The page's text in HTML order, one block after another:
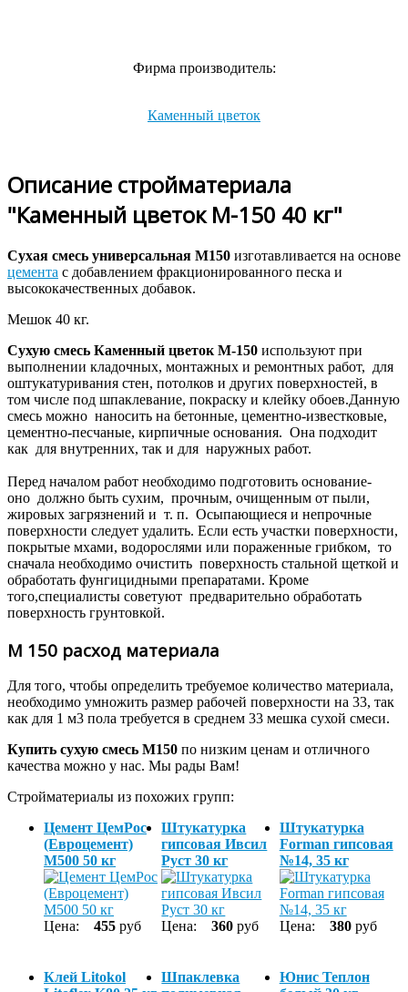
Фирма производитель:
Каменный цветок
Описание стройматериала
"Каменный цветок М-150 40 кг"
Сухая смесь универсальная М150 изготавливается на основе
цемента с добавлением фракционированного песка и
высококачественных добавок.
Мешок 40 кг.
Cухую смесь Каменный цветок М-150 используют при
выполнении кладочных, монтажных и ремонтных работ, для
оштукатуривания стен, потолков и других поверхностей, в
том числе под шпаклевание, покраску и клейку обоев.Данную
смесь можно наносить на бетонные, цементно-известковые,
цементно-песчаные, кирпичные основания. Она подходит
как для внутренних, так и для наружных работ.
Перед началом работ необходимо подготовить основание-
оно должно быть сухим, прочным, очищенным от пыли,
жировых загрязнений и т. п. Осыпающиеся и непрочные
поверхности следует удалить. Если есть участки поверхности,
покрытые мхами, водорослями или пораженные грибком, то
сначала необходимо очистить поверхность стальной щеткой и
обработать фунгицидными препаратами. Кроме
того,специалисты советуют предварительно обработать
поверхность грунтовкой.
М 150 расход материала
Для того, чтобы определить требуемое количество материала,
необходимо умножить размер рабочей поверхности на 33, так
как для 1 м3 пола требуется в среднем 33 мешка сухой смеси.
Купить сухую смесь М150 по низким ценам и отличного
качества можно у нас. Мы рады Вам!
Стройматериалы из похожих групп:
Цемент ЦемРос
(Евроцемент)
М500 50 кг
Цена: 455 руб
Штукатурка
гипсовая Ивсил
Руст 30 кг
Цена: 360 руб
Штукатурка
Forman гипсовая
№14, 35 кг
Цена: 380руб
Клей Litokol
Шпаклевка
Юнис Теплон